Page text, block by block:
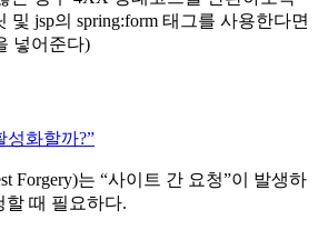
및 jsp의 spring:form 태그를 사용한다면
넣어준다)
성화할까?”
Forgery)는 “사이트 간 요청”이 발생하
할 때 필요하다.